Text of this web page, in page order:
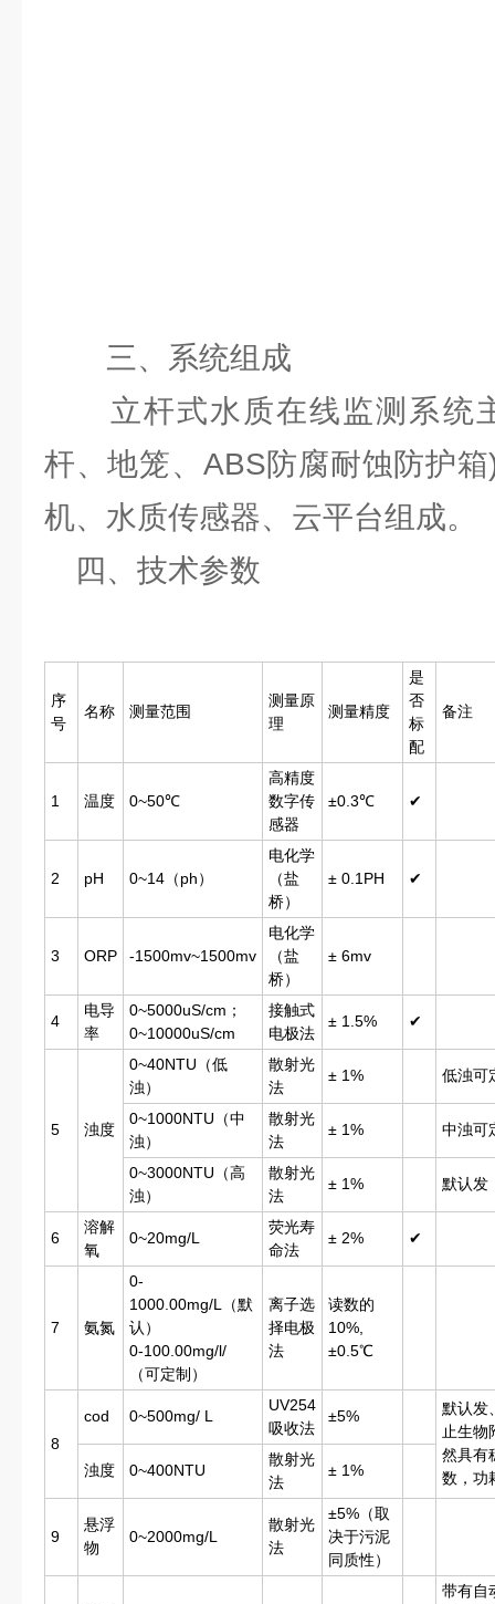
三、系统组成
立杆式水质在线监测系统
杆、地笼、ABS防腐耐蚀防护
机、水质传感器、云平台组成。
四、技术参数
序
号
名称 测量范围
测量原
理
测量精度
是
否
标
配
备注
1 温度 0~50℃
高精度
数字传
感器
±0.3℃ ✔
2 pH 0~14（ph）
电化学
（盐
桥）
± 0.1PH ✔
3 ORP -1500mv~1500mv
电化学
（盐
桥）
± 6mv
4
电导
率
0~5000uS/cm；
0~10000uS/cm
接触式
电极法
± 1.5% ✔
5 浊度
0~40NTU（低
浊）
散射光
法
± 1% 低浊可
0~1000NTU（中
浊）
散射光
法
± 1% 中浊可
0~3000NTU（高
浊）
散射光
法
± 1% 默认发
6
溶解
氧
0~20mg/L
荧光寿
命法
± 2% ✔
7 氨氮
0-
1000.00mg/L（默
认）
0-100.00mg/l/
（可定制）
离子选
择电极
法
读数的
10%,
±0.5℃
8
cod 0~500mg/ L
UV254
吸收法
±5%
默认发
止生物
然具有
数，功
浊度 0~400NTU
散射光
法
± 1%
9
悬浮
物
0~2000mg/L
散射光
法
±5%（取
决于污泥
同质性）
带有自